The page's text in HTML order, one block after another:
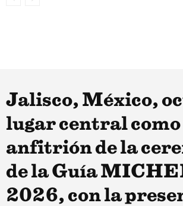
Jalisco, México,
lugar central como
anfitrión de la
de la Guía
2026, con la